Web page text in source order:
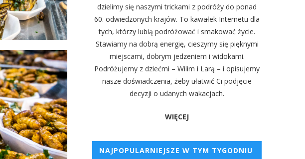
dzielimy się naszymi trickami z podróży do ponad
60. odwiedzonych krajów. To kawałek Internetu dla
tych, którzy lubią podróżować i smakować życie.
Stawiamy na dobrą energię, cieszymy się pięknymi
miejscami, dobrym jedzeniem i widokami.
Podróżujemy z dziećmi – Wilim i Larą – i opisujemy
nasze doświadczenia, żeby ułatwić Ci podjęcie
decyzji o udanych wakacjach.
WIĘCEJ
NAJPOPULARNIEJSZE W TYM TYGODNIU